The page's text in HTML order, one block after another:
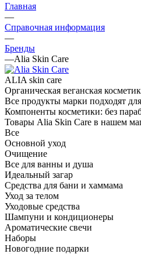
Главная
—
Справочная информация
—
Бренды
—Alia Skin Care
ALIA skin care
Органическая веганская
Все продукты марки подходят
Компоненты косметики: без
Товары Alia Skin Care в нашем
Все
Основной уход
Очищение
Все для ванны и душа
Идеальный загар
Средства для бани и хаммама
Уход за телом
Уходовые средства
Шампуни и кондиционеры
Ароматические свечи
Наборы
Новогодние подарки